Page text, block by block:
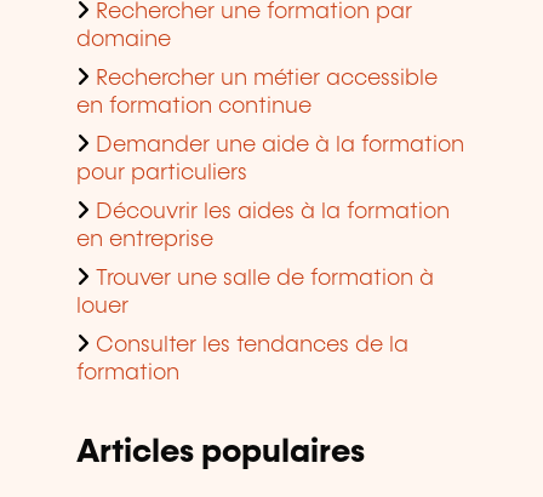
Rechercher une formation par
domaine
Rechercher un métier accessible
en formation continue
Demander une aide à la formation
pour particuliers
Découvrir les aides à la formation
en entreprise
Trouver une salle de formation à
louer
Consulter les tendances de la
formation
Articles populaires